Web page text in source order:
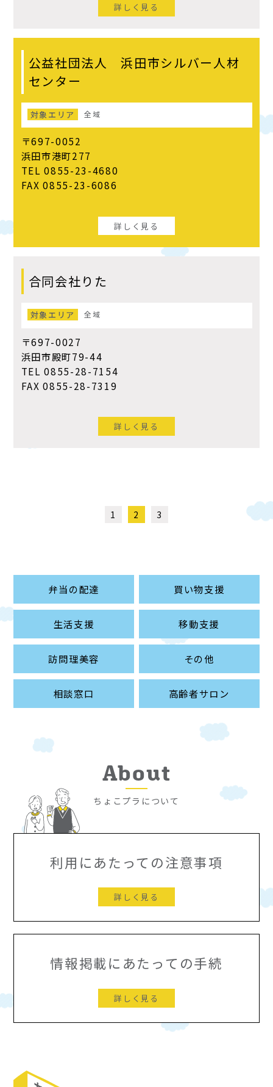
詳しく見る
公益社団法人 浜田市シルバー人材
センター
対象エリア 全域
〒697-0052
浜田市港町277
TEL 0855-23-4680
FAX 0855-23-6086
詳しく見る
合同会社りた
対象エリア 全域
〒697-0027
浜田市殿町79-44
TEL 0855-28-7154
FAX 0855-28-7319
詳しく見る
1 2 3
弁当の配達 買い物支援
生活支援 移動支援
訪問理美容 その他
相談窓口 高齢者サロン
About
ちょこプラについて
利用にあたっての注意事項
詳しく見る
情報掲載にあたっての手続
詳しく見る